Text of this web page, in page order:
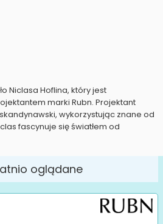
Niclasa Hoflina, który jest
marki Rubn. Projektant
wykorzystując znane od
fascynuje się światłem od
oglądane